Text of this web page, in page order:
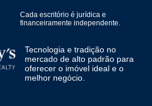
Cada escritório é jurídica e
financeiramente independente.
Tecnologia e tradição no
mercado de alto padrão para
oferecer o imóvel ideal e o
melhor negócio.